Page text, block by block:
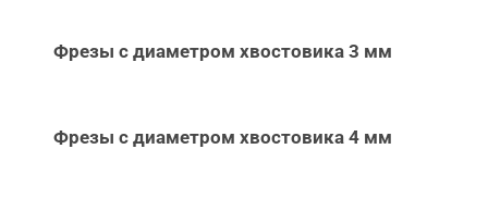
Фрезы с диаметром хвостовика 3 мм
Фрезы с диаметром хвостовика 4 мм